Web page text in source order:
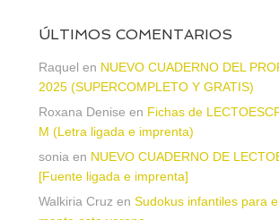
ÚLTIMOS COMENTARIOS
Raquel en NUEVO CUADERNO DEL
2025 (SUPERCOMPLETO Y GRATIS)
Roxana Denise en Fichas de
M (Letra ligada e imprenta)
sonia en NUEVO CUADERNO DE
[Fuente ligada e imprenta]
Walkiria Cruz en Sudokus infantiles para